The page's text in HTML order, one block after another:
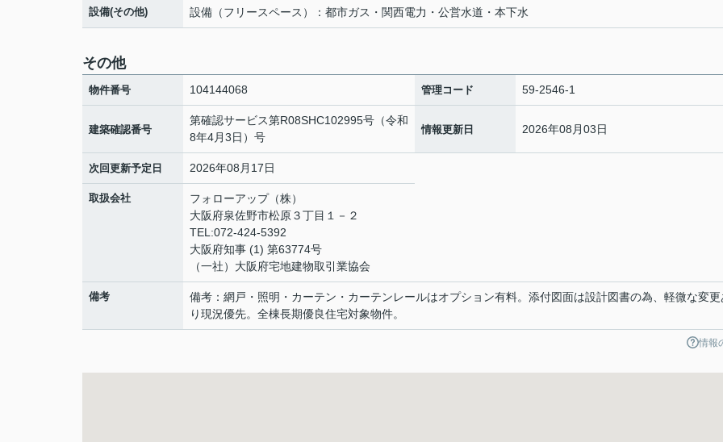
設備(その他) 設備（フリースペース）：都市ガス・関西電力・公営水道・本下水
その他
物件番号 104144068 管理コード 59-2546-1
建築確認番号
第確認サービス第R08SHC102995号（令和
8年4月3日）号
情報更新日 2026年08月03日
次回更新予定日 2026年08月17日
取扱会社
フォローアップ（株）
大阪府泉佐野市松原３丁目１－２
TEL:072-424-5392
大阪府知事 (1) 第63774号
（一社）大阪府宅地建物取引業協会
備考
備考：網戸・照明・カーテン・カーテンレールはオプション有料。添付図面は設計図書の為、軽微な変更
り現況優先。全棟長期優良住宅対象物件。
情報